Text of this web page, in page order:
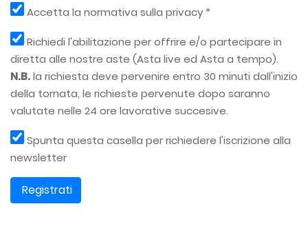
Accetta la normativa sulla privacy *
Richiedi l'abilitazione per offrire e/o partecipare in
diretta alle nostre aste (Asta live ed Asta a tempo).
N.B.la richiesta deve pervenire entro 30 minuti dall'inizio
della tornata, le richieste pervenute dopo saranno
valutate nelle 24 ore lavorative succesive.
Spunta questa casella per richiedere l'iscrizione alla
newsletter
Registrati